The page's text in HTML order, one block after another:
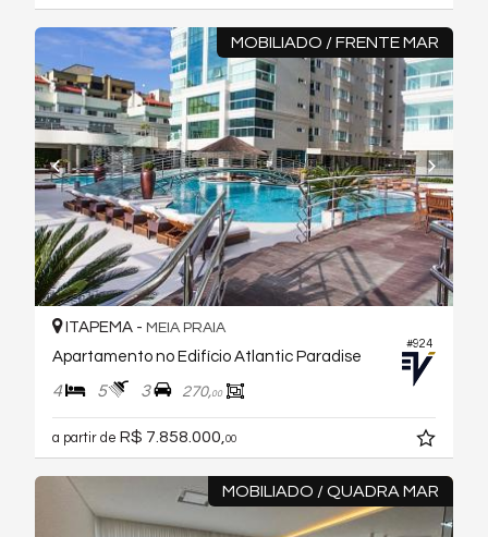
MOBILIADO / FRENTE MAR
#924
ITAPEMA - MEIA PRAIA
Apartamento no Edifício Atlantic Paradise
4 5 3 270,00
a partir de R$ 7.858.000, 00
MOBILIADO / QUADRA MAR